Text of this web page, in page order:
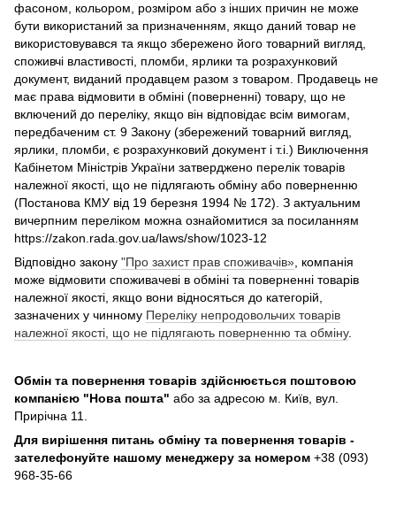
фасоном, кольором, розміром або з інших причин не може
бути використаний за призначенням, якщо даний товар не
використовувався та якщо збережено його товарний вигляд,
споживчі властивості, пломби, ярлики та розрахунковий
документ, виданий продавцем разом з товаром. Продавець не
має права відмовити в обміні (поверненні) товару, що не
включений до переліку, якщо він відповідає всім вимогам,
передбаченим ст. 9 Закону (збережений товарний вигляд,
ярлики, пломби, є розрахунковий документ і т.і.) Виключення
Кабінетом Міністрів України затверджено перелік товарів
належної якості, що не підлягають обміну або поверненню
(Постанова КМУ від 19 березня 1994 № 172). З актуальним
вичерпним переліком можна ознайомитися за посиланням
https://zakon.rada.gov.ua/laws/show/1023-12
Відповідно закону "Про захист прав споживачів» , компанія
може відмовити споживачеві в обміні та поверненні товарів
належної якості, якщо вони відносяться до категорій,
зазначених у чинному Переліку непродовольчих товарів
належної якості, що не підлягають поверненню та обміну.
Обмін та повернення товарів здійснюється поштовою
компанією "Нова пошта" або за адресою м. Київ, вул.
Прирічна 11.
Для вирішення питань обміну та повернення товарів -
зателефонуйте нашому менеджеру за номером +38 (093)
968-35-66